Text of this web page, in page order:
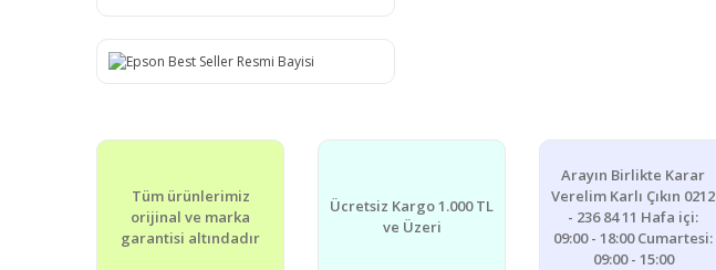
Tüm ürünlerimiz
orijinal ve marka
garantisi altındadır
Ücretsiz Kargo 1.000 TL
ve Üzeri
Arayın Birlikte Karar
Verelim Karlı Çıkın 0212
- 236 84 11 Hafa içi:
09:00 - 18:00 Cumartesi:
09:00 - 15:00